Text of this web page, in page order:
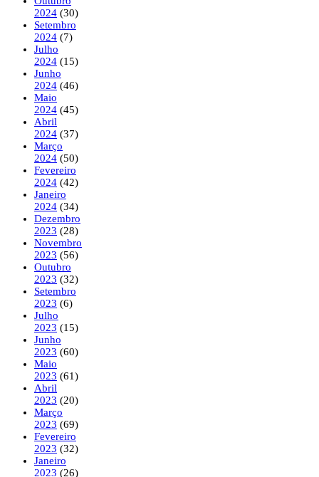
2024 (30)
Setembro
2024 (7)
Julho
2024 (15)
Junho
2024 (46)
Maio
2024 (45)
Abril
2024 (37)
Março
2024 (50)
Fevereiro
2024 (42)
Janeiro
2024 (34)
Dezembro
2023 (28)
Novembro
2023 (56)
Outubro
2023 (32)
Setembro
2023 (6)
Julho
2023 (15)
Junho
2023 (60)
Maio
2023 (61)
Abril
2023 (20)
Março
2023 (69)
Fevereiro
2023 (32)
Janeiro
2023 (26)